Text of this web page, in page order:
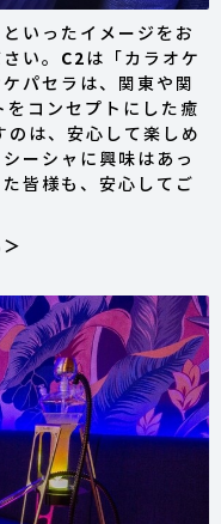
いったイメージをお
い。 C2は「カラオケ
パセラは、関東や関
コンセプトにした癒
のは、安心して楽しめ
ーシャに興味はあっ
皆様も、安心してご